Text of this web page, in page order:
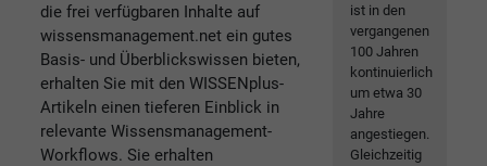
die frei verfügbaren Inhalte auf
wissensmanagement.net ein gutes
Basis- und Überblickswissen bieten,
erhalten Sie mit den WISSENplus-
Artikeln einen tieferen Einblick in
relevante Wissensmanagement-
Workflows. Sie erhalten
ist in den
vergangenen
100 Jahren
kontinuierlich
um etwa 30
Jahre
angestiegen.
Gleichzeitig